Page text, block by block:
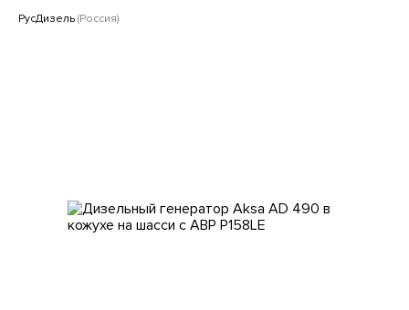
РусДизель (Россия)